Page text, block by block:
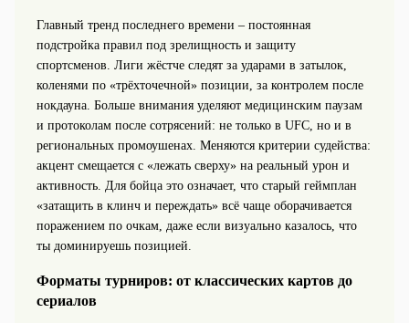
Главный тренд последнего времени – постоянная
подстройка правил под зрелищность и защиту
спортсменов. Лиги жёстче следят за ударами в затылок,
коленями по «трёхточечной» позиции, за контролем после
нокдауна. Больше внимания уделяют медицинским паузам
и протоколам после сотрясений: не только в UFC, но и в
региональных промоушенах. Меняются критерии судейства:
акцент смещается с «лежать сверху» на реальный урон и
активность. Для бойца это означает, что старый геймплан
«затащить в клинч и переждать» всё чаще оборачивается
поражением по очкам, даже если визуально казалось, что
ты доминируешь позицией.
Форматы турниров: от классических картов до
сериалов